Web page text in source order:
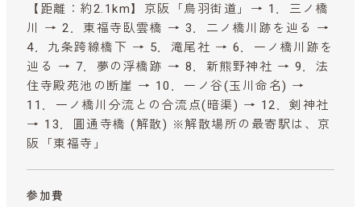
【距離：約2.1km】京阪「鳥羽街道」→ 1．三ノ橋
川 → 2．東福寺臥雲橋 → 3．二ノ橋川跡を辿る →
4．九条跨線橋下 → 5．滝尾社 → 6．一ノ橋川跡を
辿る → 7．夢の浮橋跡 → 8．新熊野神社 → 9．法
住寺殿苑池の断崖 → 10．一ノ谷(玉川命名) →
11．一ノ橋川分流との合流点(暗渠) → 12．剣神社
→ 13．圓通寺橋 (解散) ※解散場所の最寄駅は、京
阪「東福寺」
参加費